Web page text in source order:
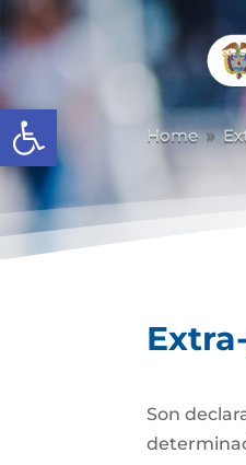
Abrir barra de
Home 9
Son